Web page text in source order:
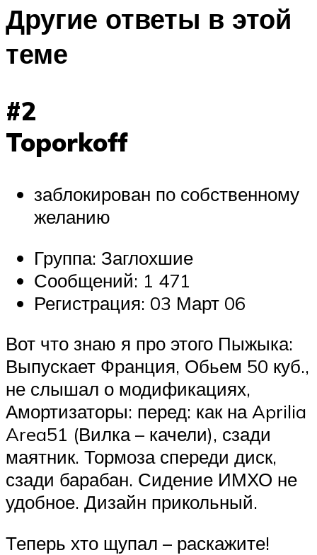
Другие ответы в этой
теме
#2
Toporkoff
заблокирован по собственному
желанию
Группа: Заглохшие
Сообщений: 1 471
Регистрация: 03 Март 06
Вот что знаю я про этого Пыжыка:
Выпускает Франция, Обьем 50 куб.,
не слышал о модификациях,
Амортизаторы: перед: как на Aprilia
Area51 (Вилка – качели), сзади
маятник. Тормоза спереди диск,
сзади барабан. Сидение ИМХО не
удобное. Дизайн прикольный.
Теперь хто щупал – раскажите!